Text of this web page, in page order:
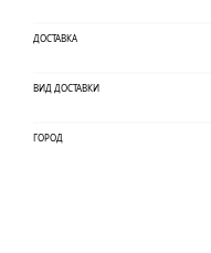
ДОСТАВКА
ВИД ДОСТАВКИ
ГОРОД